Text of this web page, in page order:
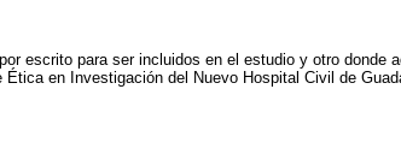
escrito para ser incluidos en el estudio y otro donde
en Investigación del Nuevo Hospital Civil de